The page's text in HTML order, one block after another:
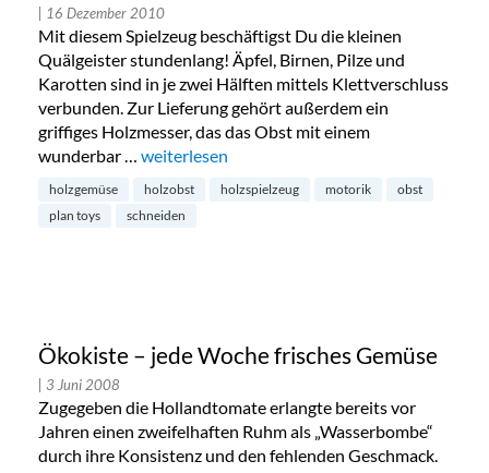
| 16 Dezember 2010
Mit diesem Spielzeug beschäftigst Du die kleinen
Quälgeister stundenlang! Äpfel, Birnen, Pilze und
Karotten sind in je zwei Hälften mittels Klettverschluss
verbunden. Zur Lieferung gehört außerdem ein
griffiges Holzmesser, das das Obst mit einem
wunderbar … „Holzspielzeug von Plan Toys“
weiterlesen
holzgemüse holzobst holzspielzeug motorik
obst
plan toys
schneiden
Ökokiste – jede Woche frisches Gemüse
| 3 Juni 2008
Zugegeben die Hollandtomate erlangte bereits vor
Jahren einen zweifelhaften Ruhm als „Wasserbombe“
durch ihre Konsistenz und den fehlenden Geschmack.